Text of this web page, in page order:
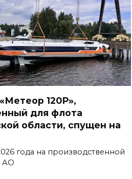
120Р»,
для флота
области, спущен на
года на производственной
АО